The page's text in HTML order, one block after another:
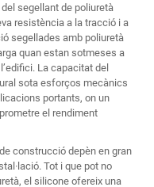
segellant de poliuretà
resistència a la tracció i a
segellades amb poliuretà
quan estan sotmeses a
La capacitat del
sota esforços mecànics
portants, on un
el rendiment
construcció depèn en gran
Tot i que pot no
el silicone ofereix una